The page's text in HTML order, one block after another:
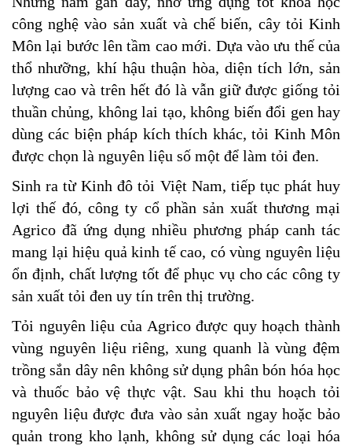
công nghệ vào sản xuất và chế biến, cây tỏi Kinh
Môn lại bước lên tầm cao mới. Dựa vào ưu thế của
thổ nhưỡng, khí hậu thuận hòa, diện tích lớn, sản
lượng cao và trên hết đó là vẫn giữ được giống tỏi
thuần chủng, không lai tạo, không biến đổi gen hay
dùng các biện pháp kích thích khác, tỏi Kinh Môn
được chọn là nguyên liệu số một để làm tỏi đen.
Sinh ra từ Kinh đô tỏi Việt Nam, tiếp tục phát huy
lợi thế đó, công ty cổ phần sản xuất thương mại
Agrico đã ứng dụng nhiều phương pháp canh tác
mang lại hiệu quả kinh tế cao, có vùng nguyên liệu
ổn định, chất lượng tốt để phục vụ cho các công ty
sản xuất tỏi đen uy tín trên thị trường.
Tỏi nguyên liệu của Agrico được quy hoạch thành
vùng nguyên liệu riêng, xung quanh là vùng đệm
trồng sắn dây nên không sử dụng phân bón hóa học
và thuốc bảo vệ thực vật. Sau khi thu hoạch tỏi
nguyên liệu được đưa vào sản xuất ngay hoặc bảo
quản trong kho lạnh, không sử dụng các loại hóa